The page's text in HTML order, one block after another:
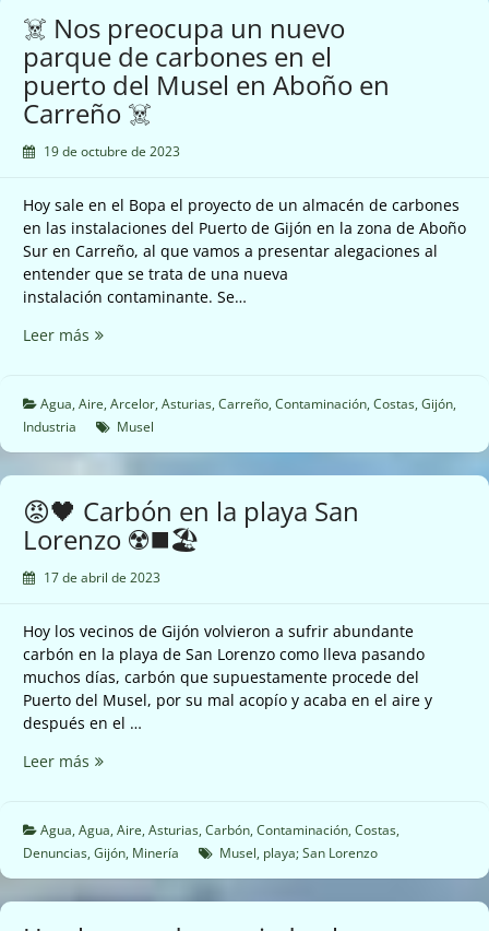
Musel
☠️
☠️ Nos preocupa un nuevo
parque de carbones en el
puerto del Musel en Aboño en
Carreño ☠️
19 de octubre de 2023
Hoy sale en el Bopa el proyecto de un almacén de carbones
en las instalaciones del Puerto de Gijón en la zona de Aboño
Sur en Carreño, al que vamos a presentar alegaciones al
entender que se trata de una nueva
instalación contaminante. Se…
Leer más ☠️
un
nuevo
parque
de
en
el
del
en
Aboño
en
Carreño
☠️
Agua, Aire, Arcelor, Asturias, Carreño, Contaminación, Costas, Gijón,
Industria
Musel
😡🖤 Carbón en la playa San
Lorenzo ☢️◼️🏖
17 de abril de 2023
Hoy los vecinos de Gijón volvieron a sufrir abundante
carbón en la playa de San Lorenzo como lleva pasando
muchos días, carbón que supuestamente procede del
Puerto del Musel, por su mal acopío y acaba en el aire y
después en el …
Leer más 😡
en
la
playa
San
Agua, Agua, Aire, Asturias, Carbón, Contaminación, Costas,
Denuncias, Gijón, Minería Musel, playa; San Lorenzo